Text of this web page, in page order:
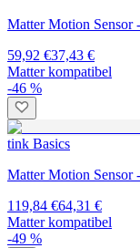
Matter Motion Sensor
59,92 €37,43 €
Matter kompatibel
-46 %
tink Basics
Matter Motion Sensor
119,84 €64,31 €
Matter kompatibel
-49 %